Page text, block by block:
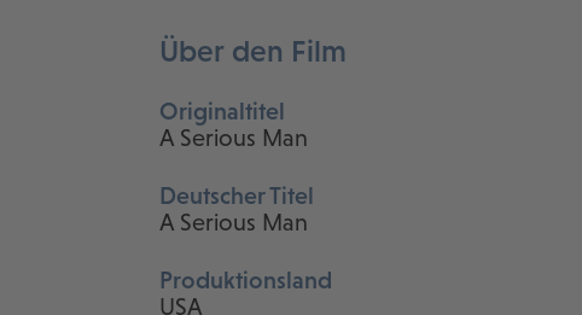
Über den Film
Originaltitel
A Serious Man
Deutscher Titel
A Serious Man
Produktionsland
USA